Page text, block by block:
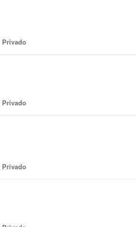
Privado
Privado
Privado